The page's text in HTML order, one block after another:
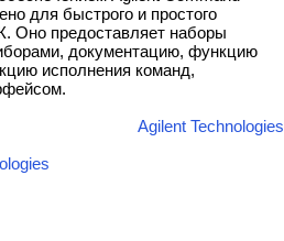
для быстрого и простого
Оно предоставляет наборы
документацию, функцию
исполнения команд,
Agilent Technologies